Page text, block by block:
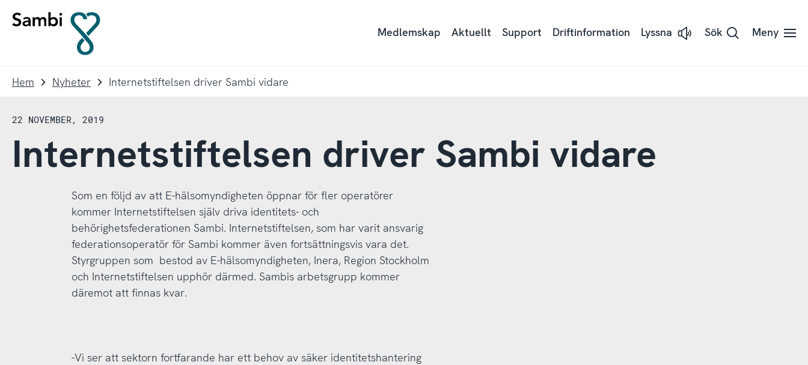
navigering
innehållet
Medlemskap Aktuellt Support Driftinformation Lyssna
Lyssna Sök Meny
Hem Nyheter Internetstiftelsen driver Sambi vidare
22 NOVEMBER, 2019
Internetstiftelsen driver Sambi vidare
Som en följd av att E-hälsomyndigheten öppnar för fler operatörer
kommer Internetstiftelsen själv driva identitets- och
behörighetsfederationen Sambi. Internetstiftelsen, som har varit ansvarig
federationsoperatör för Sambi kommer även fortsättningsvis vara det.
Styrgruppen som bestod av E-hälsomyndigheten, Inera, Region Stockholm
och Internetstiftelsen upphör därmed. Sambis arbetsgrupp kommer
däremot att finnas kvar.
-Vi ser att sektorn fortfarande har ett behov av säker identitetshantering